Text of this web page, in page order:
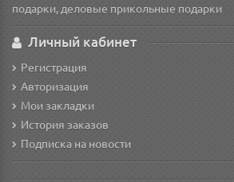
подарки, деловые прикольные подарки
Личный кабинет
Регистрация
Авторизация
Мои закладки
История заказов
Подписка на новости